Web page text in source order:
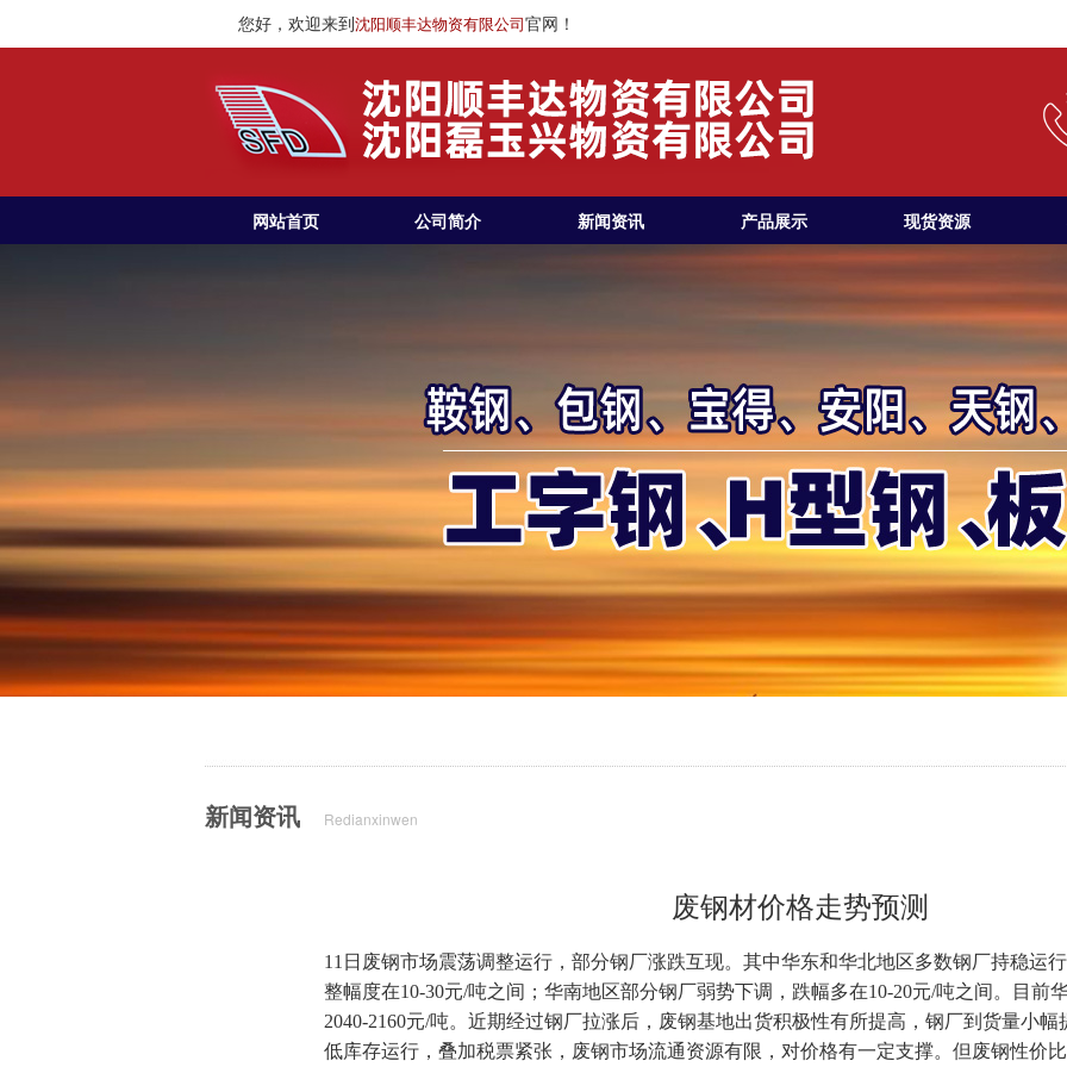
您好，欢迎来到沈阳顺丰达物资有限公司官网！
网站首页 公司简介 新闻资讯 产品展示 现货资源
新闻资讯 Redianxinwen
废钢材价格走势预测
11日废钢市场震荡调整运行，部分钢厂涨跌互现。其中华东和华北地区多数钢厂持稳运
整幅度在10-30元/吨之间；华南地区部分钢厂弱势下调，跌幅多在10-20元/吨之间。目前
2040-2160元/吨。近期经过钢厂拉涨后，废钢基地出货积极性有所提高，钢厂到货量小
低库存运行，叠加税票紧张，废钢市场流通资源有限，对价格有一定支撑。但废钢性价